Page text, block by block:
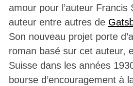
amour pour l’auteur Francis
auteur entre autres de
Son nouveau projet porte
roman basé sur cet auteur,
Suisse dans les années
bourse d’encouragement à